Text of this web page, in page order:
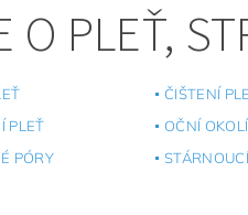
O PLEŤ,
ČIŠTENÍ
PLEŤ
OČNÍ OKOLÍ
PÓRY